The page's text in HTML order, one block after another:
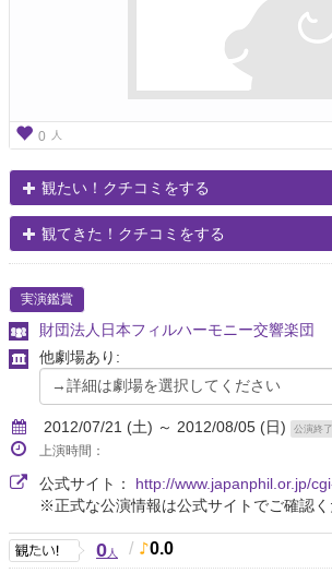
0 人
観たい！クチコミをする
観てきた！クチコミをする
実演鑑賞
財団法人日本フィルハーモニー交響楽団
他劇場あり:
2012/07/21 (土) ～ 2012/08/05 (日) 公演終了
上演時間：
公式サイト： http://www.japanphil.or.jp/
※正式な公演情報は公式サイトでご確認く
0人 / 0.0